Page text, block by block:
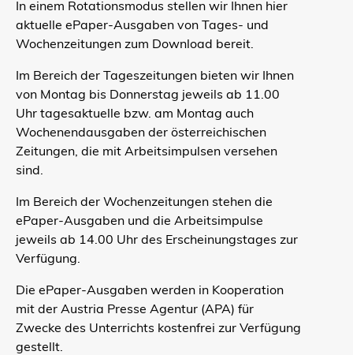
In einem Rotationsmodus stellen wir Ihnen hier
aktuelle ePaper-Ausgaben von Tages- und
Wochenzeitungen zum Download bereit.
Im Bereich der Tageszeitungen bieten wir Ihnen
von Montag bis Donnerstag jeweils ab 11.00
Uhr tagesaktuelle bzw. am Montag auch
Wochenendausgaben der österreichischen
Zeitungen, die mit Arbeitsimpulsen versehen
sind.
Im Bereich der Wochenzeitungen stehen die
ePaper-Ausgaben und die Arbeitsimpulse
jeweils ab 14.00 Uhr des Erscheinungstages zur
Verfügung.
Die ePaper-Ausgaben werden in Kooperation
mit der Austria Presse Agentur (APA) für
Zwecke des Unterrichts kostenfrei zur Verfügung
gestellt.